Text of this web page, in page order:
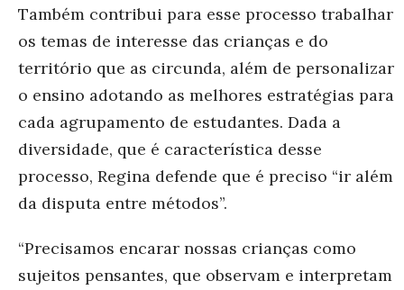
Também contribui para esse processo trabalhar
os temas de interesse das crianças e do
território que as circunda, além de personalizar
o ensino adotando as melhores estratégias para
cada agrupamento de estudantes. Dada a
diversidade, que é característica desse
processo, Regina defende que é preciso “ir além
da disputa entre métodos”.
“Precisamos encarar nossas crianças como
sujeitos pensantes, que observam e interpretam